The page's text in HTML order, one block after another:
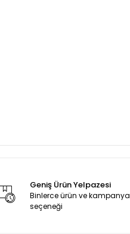
Geniş Ürün Yelpazesi
Binlerce ürün ve kampanya
seçeneği